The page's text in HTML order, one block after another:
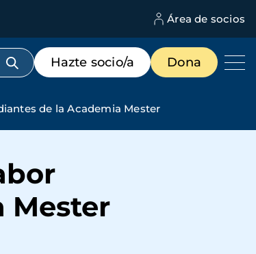
Área de socios
Menú
de
destacados
Hazte socio/a Dona
de la Academia Mester
Mester